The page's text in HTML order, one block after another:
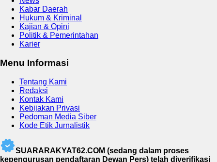
Kabar Daerah
Hukum & Kriminal
Kajian & Opini
Politik & Pemerintahan
Karier
Menu Informasi
Tentang Kami
Redaksi
Kontak Kami
Kebijakan Privasi
Pedoman Media Siber
Kode Etik Jurnalistik
SUARARAKYAT62.COM (sedang dalam proses
kepengurusan pendaftaran Dewan Pers) telah diverifikasi